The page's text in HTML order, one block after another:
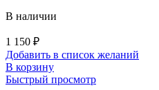
В наличии
1 150 ₽
Добавить в список желаний
В корзину
Быстрый просмотр